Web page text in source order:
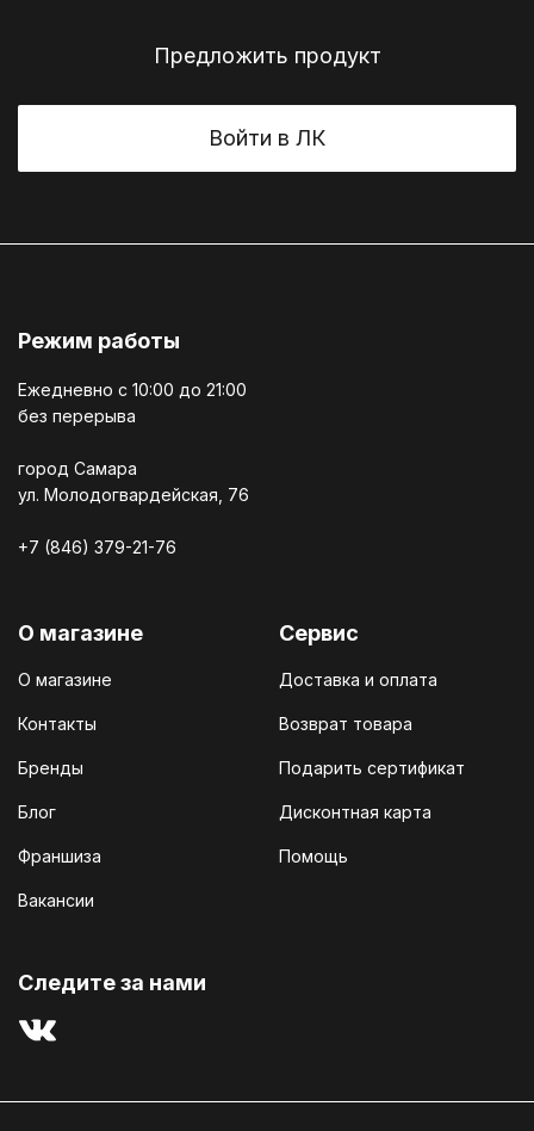
Предложить продукт
Войти в ЛК
Режим работы
Ежедневно c 10:00 до 21:00
без перерыва
город Самара
ул. Молодогвардейская, 76
+7 (846) 379-21-76
О магазине
О магазине
Контакты
Бренды
Блог
Франшиза
Вакансии
Сервис
Доставка и оплата
Возврат товара
Подарить сертификат
Дисконтная карта
Помощь
Cледите за нами